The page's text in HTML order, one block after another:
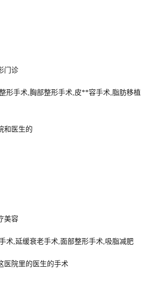
门诊
形手术,胸部整形手术,皮**容手术,脂肪移植
和医生的
美容
术,延缓衰老手术,面部整形手术,吸脂减肥
医院里的医生的手术